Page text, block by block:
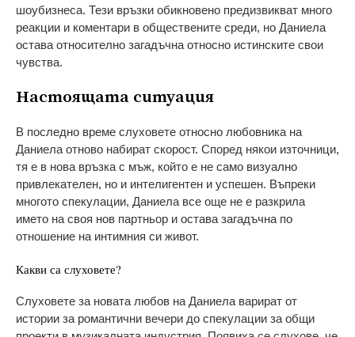
шоубизнеса. Тези връзки обикновено предизвикват много
реакции и коментари в обществените среди, но Даниела
остава относително загадъчна относно истинските свои
чувства.
Настоящата ситуация
В последно време слуховете относно любовника на
Даниела отново набират скорост. Според някои източници,
тя е в нова връзка с мъж, който е не само визуално
привлекателен, но и интелигентен и успешен. Въпреки
многото спекулации, Даниела все още не е разкрила
името на своя нов партньор и остава загадъчна по
отношение на интимния си живот.
Какви са слуховете?
Слуховете за новата любов на Даниела варират от
истории за романтични вечери до спекулации за общи